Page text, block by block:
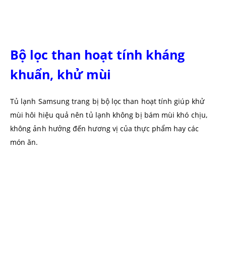
Bộ lọc than hoạt tính kháng
khuẩn, khử mùi
Tủ lạnh Samsung trang bị bộ lọc than hoạt tính giúp khử
mùi hôi hiệu quả nên tủ lạnh không bị bám mùi khó chịu,
không ảnh hưởng đến hương vị của thực phẩm hay các
món ăn.